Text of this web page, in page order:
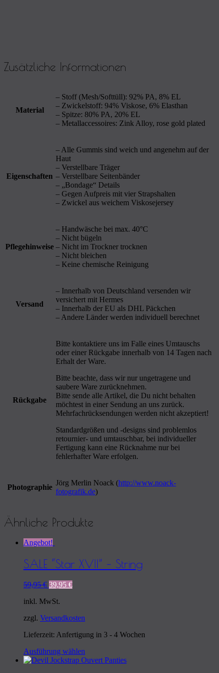
Zusätzliche Informationen
Material
– Stoff (Mesh/Softtüll): 92% PA, 8% EL
– Zwickelstoff: 94% Viskose, 6% Elasthan
– Spitze: 80% PA, 20% EL
– Metallaccessoires: Zink Alloy, rose gold plated
Eigenschaften
– Alle Gummis sind weich und angenehm auf der
Haut
– Verstellbare Träger
– Verstellbare Seitenbänder
– „Bondage“ Details
– Gegen Aufpreis mit vier Strapshalten
– Zwickel aus weichem Viskosejersey
Pflegehinweise
– Handwäsche bei max. 40°C
– Nicht bügeln
– Nicht im Trockner trocknen
– Nicht bleichen
– Keine chemische Reinigung
Versand
– Innerhalb von Deutschland versenden wir
versichert mit Hermes
– Innerhalb der EU als DHL Päckchen
– Andere Länder werden individuell berechnet
Rückgabe
Bitte kontaktiere uns im Falle eines Umtauschs
oder einer Rückgabe innerhalb von 14 Tagen nach
Erhalt der Ware.
Bitte beachte, dass wir nur ungetragene und
saubere Ware zurücknehmen.
Bitte sende alle Artikel, die Du nicht behalten
möchtest in einer Sendung an uns zurück.
Mehrfachrücksendungen werden nicht akzeptiert!
Standardgrößen und -designs sind problemlos
retournier- und umtauschbar, bei individueller
Fertigung kann eine Rücknahme nur bei
fehlerhafter Ware erfolgen.
Photographie
Jörg Merlin Noack (http://www.noack-
fotografik.de)
Ähnliche Produkte
Angebot!
SALE “Star XVII” – String
59,95€ Ursprünglicher
war:
39,95 €Aktueller
inkl. MwSt.
zzgl. Versandkosten
Lieferzeit: Anfertigung in 3 - 4 Wochen
Ausführung wählen